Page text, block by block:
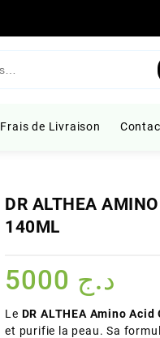
Frais de Livraison
DR ALTHEA
140ML
د.ج
Le DR ALTHEA Amino
et purifie la peau. Sa